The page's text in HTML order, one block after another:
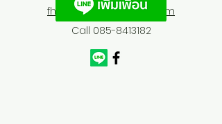
fhfurnitures@outlook.com
Call 085-8413182